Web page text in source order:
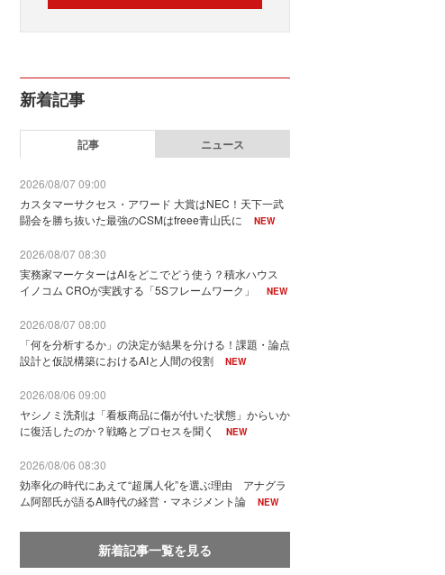
新着記事
記事 ニュース
2026/08/07 09:00
カスタマーサクセス・アワード 大賞はNEC！天下一武
闘会を勝ち抜いた最強のCSMはfreee青山氏に
NEW
2026/08/07 08:30
実務家マーケターはAIをどこでどう使う？積水ハウス
イノコム CROが実践する「5Sフレームワーク」
NEW
2026/08/07 08:00
「何を分析するか」の決定が結果を分ける！課題・論点
設計と仮説構築におけるAIと人間の役割
NEW
2026/08/06 09:00
ヤシノミ洗剤は「看板商品に傷が付いた状態」からいか
に復活したのか？戦略とプロセスを聞く
NEW
2026/08/06 08:30
効率化の時代にあえて“超属人化”を選ぶ理由 アナグラ
ム阿部氏が語るAI時代の経営・マネジメント論
NEW
新着記事一覧を見る